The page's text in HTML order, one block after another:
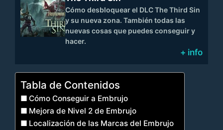
Cómo desbloquear el DLC The Third Sin
y su nueva zona. También todas las
nuevas cosas que puedes conseguir y
hacer.
+ info
Tabla de Contenidos
Cómo Conseguir a Embrujo
Mejora de Nivel 2 de Embrujo
Localización de las Marcas del Embrujo